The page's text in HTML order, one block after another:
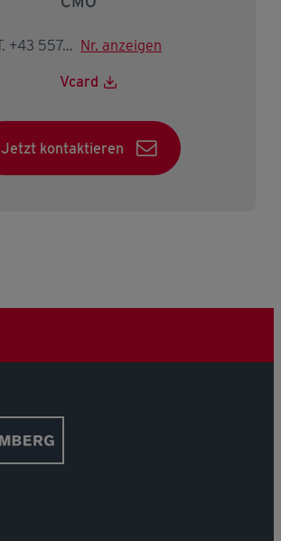
T. +43 5574 403-2195 Nr. anzeigen
Vcard
Jetzt kontaktieren